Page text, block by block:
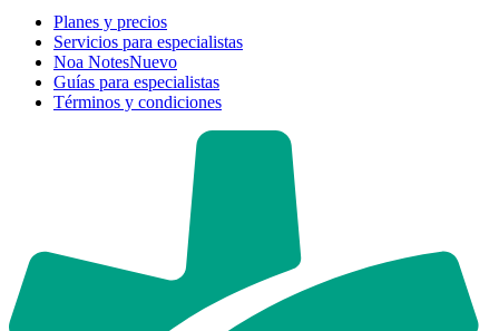
Planes y precios
Servicios para especialistas
Noa NotesNuevo
Guías para especialistas
Términos y condiciones